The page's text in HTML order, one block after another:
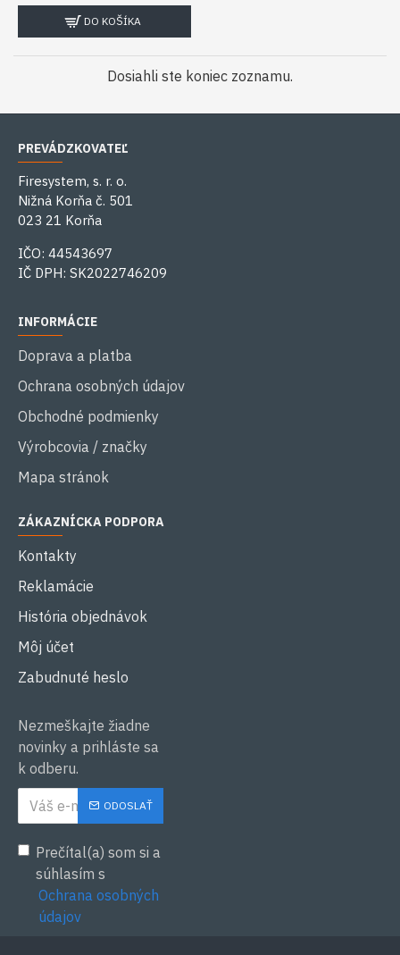
DO KOŠÍKA
Dosiahli ste koniec zoznamu.
PREVÁDZKOVATEĽ
Firesystem, s. r. o.
Nižná Korňa č. 501
023 21 Korňa
IČO: 44543697
IČ DPH: SK2022746209
INFORMÁCIE
Doprava a platba
Ochrana osobných údajov
Obchodné podmienky
Výrobcovia / značky
Mapa stránok
ZÁKAZNÍCKA PODPORA
Kontakty
Reklamácie
História objednávok
Môj účet
Zabudnuté heslo
Nezmeškajte žiadne
novinky a prihláste sa
k odberu.
ODOSLAŤ
Prečítal(a) som si a
súhlasím s
Ochrana osobných
údajov